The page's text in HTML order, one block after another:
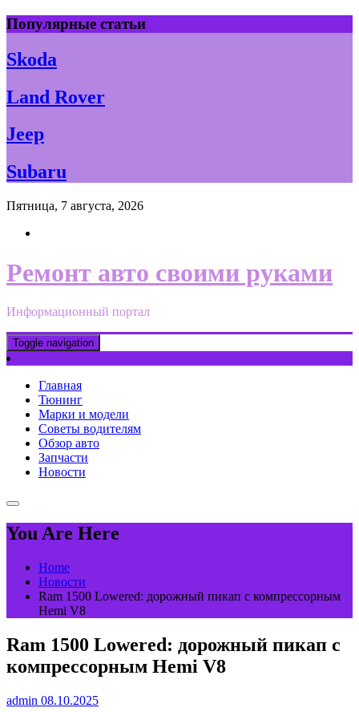
Skip
to
content
Популярные статьи
Skoda
Land Rover
Jeep
Subaru
Пятница, 7 августа, 2026
Ремонт авто своими руками
Информационный портал
Toggle navigation
Главная
Тюнинг
Марки и модели
Советы водителям
Обзор авто
Запчасти
Новости
You Are Here
Home
Новости
Ram 1500 Lowered: дорожный пикап с компрессорным
Hemi V8
Ram 1500 Lowered: дорожный пикап с
компрессорным Hemi V8
admin 08.10.2025